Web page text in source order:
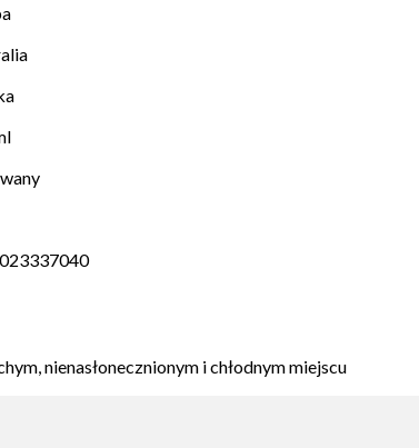
nienasłonecznionym i chłodnym miejscu